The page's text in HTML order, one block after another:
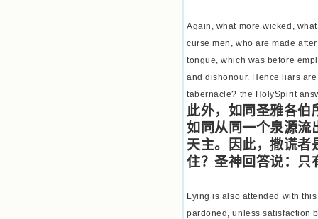
Again, what more wicked,
curse men, who are made
tongue, which was before
and dishonour. Hence liars
tabernacle? the HolySpirit
此外，如同圣雅各
如同从同一个泉源流
天主。因此，撒谎者
住？圣神回答说：只
Lying is also attended with
pardoned, unless satisfaction